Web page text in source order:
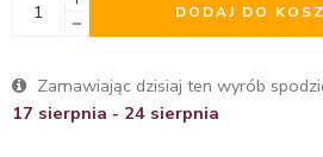
DODAJ DO
Zamawiając dzisiaj ten wyrób
17 sierpnia - 24 sierpnia